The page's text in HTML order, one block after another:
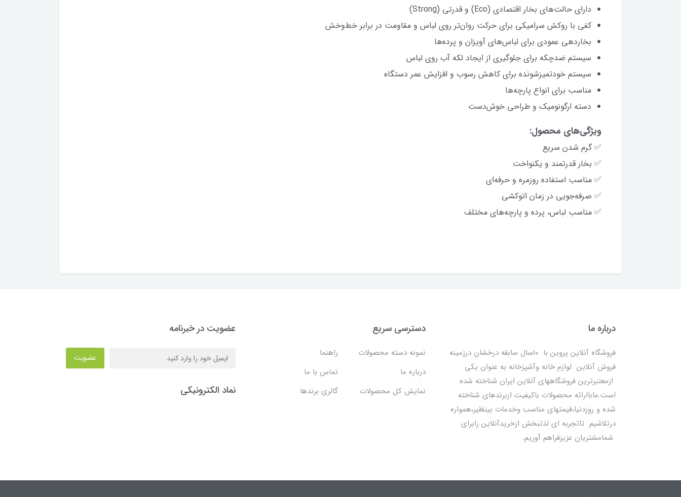
دارای حالت‌های بخار اقتصادی (Eco) و قدرتی (Strong)
کفی با روکش سرامیکی برای حرکت روان‌تر روی لباس و مقاومت در برابر خط‌وخش
بخاردهی عمودی برای لباس‌های آویزان و پرده‌ها
سیستم ضدچکه برای جلوگیری از ایجاد لکه آب روی لباس
سیستم خودتمیزشونده برای کاهش رسوب و افزایش عمر دستگاه
مناسب برای انواع پارچه‌ها
دسته ارگونومیک و طراحی خوش‌دست
ویژگی‌های محصول:
✅ گرم شدن سریع
✅ بخار قدرتمند و یکنواخت
✅ مناسب استفاده روزمره و حرفه‌ای
✅ صرفه‌جویی در زمان اتوکشی
✅ مناسب لباس، پرده و پارچه‌های مختلف
درباره ما
فروشگاه آنلاین پروین با 10سال سابقه درخشان درزمینه
فروش آنلاین لوازم خانه وآشپزخانه به عنوان یکی
ازمعتبرترین فروشگاههای آنلاین ایران شناخته شده
است.ماباارائه محصولات باکیفیت ازبرندهای شناخته
شده و روزدنیا،قیمتهای مناسب وخدمات بینظیر،همواره
درتلاشیم تاتجربه ای لذتبخش ازخریدآنلاین رابرای
شمامشتریان عزیزفراهم آوریم.
دسترسی سریع
نمونه دسته محصولات
راهنما
درباره ما
تماس با ما
نمایش کل محصولات
گالری برندها
عضویت در خبرنامه
عضویت
نماد الکترونیکی